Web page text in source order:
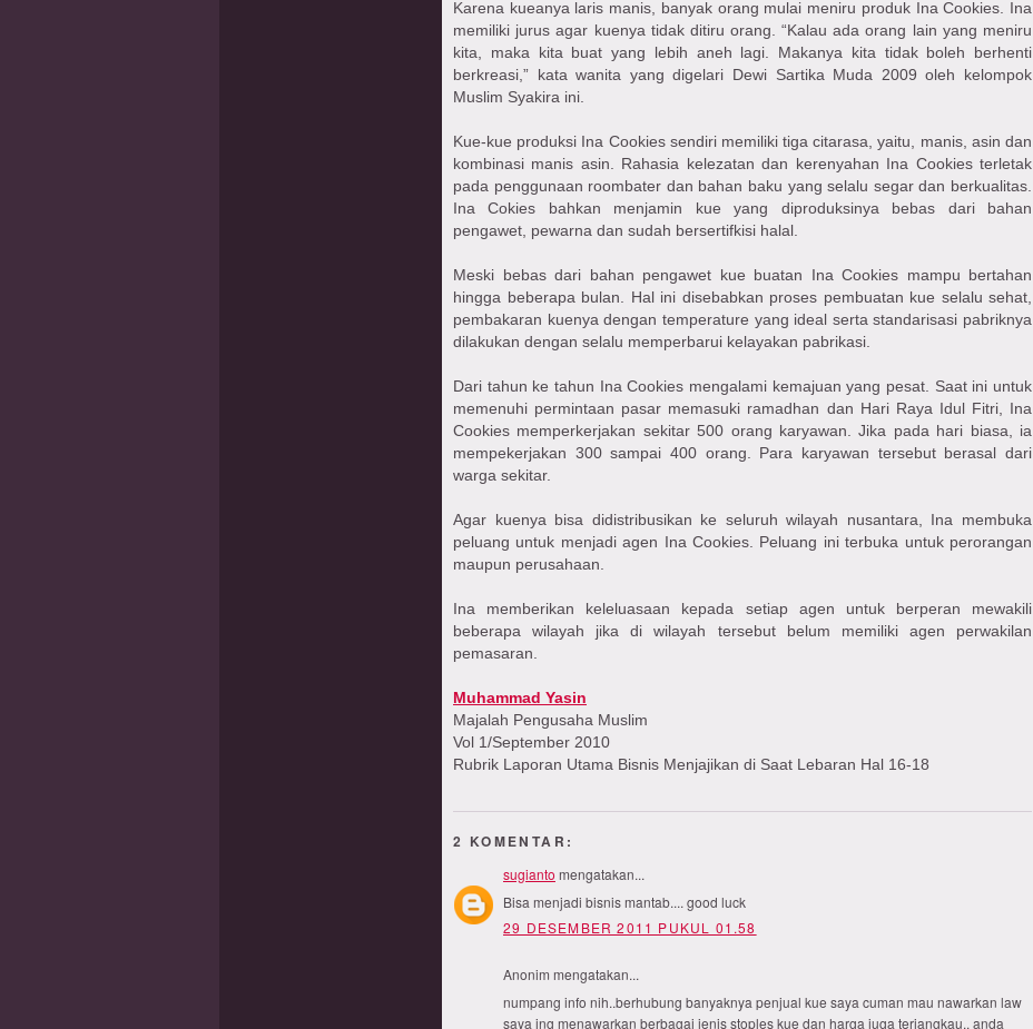
Karena kueanya laris manis, banyak orang mulai meniru produk Ina Cookies. Ina
memiliki jurus agar kuenya tidak ditiru orang. “Kalau ada orang lain yang meniru
kita, maka kita buat yang lebih aneh lagi. Makanya kita tidak boleh berhenti
berkreasi,” kata wanita yang digelari Dewi Sartika Muda 2009 oleh kelompok
Muslim Syakira ini.
Kue-kue produksi Ina Cookies sendiri memiliki tiga citarasa, yaitu, manis, asin dan
kombinasi manis asin. Rahasia kelezatan dan kerenyahan Ina Cookies terletak
pada penggunaan roombater dan bahan baku yang selalu segar dan berkualitas.
Ina Cokies bahkan menjamin kue yang diproduksinya bebas dari bahan
pengawet, pewarna dan sudah bersertifkisi halal.
Meski bebas dari bahan pengawet kue buatan Ina Cookies mampu bertahan
hingga beberapa bulan. Hal ini disebabkan proses pembuatan kue selalu sehat,
pembakaran kuenya dengan temperature yang ideal serta standarisasi pabriknya
dilakukan dengan selalu memperbarui kelayakan pabrikasi.
Dari tahun ke tahun Ina Cookies mengalami kemajuan yang pesat. Saat ini untuk
memenuhi permintaan pasar memasuki ramadhan dan Hari Raya Idul Fitri, Ina
Cookies memperkerjakan sekitar 500 orang karyawan. Jika pada hari biasa, ia
mempekerjakan 300 sampai 400 orang. Para karyawan tersebut berasal dari
warga sekitar.
Agar kuenya bisa didistribusikan ke seluruh wilayah nusantara, Ina membuka
peluang untuk menjadi agen Ina Cookies. Peluang ini terbuka untuk perorangan
maupun perusahaan.
Ina memberikan keleluasaan kepada setiap agen untuk berperan mewakili
beberapa wilayah jika di wilayah tersebut belum memiliki agen perwakilan
pemasaran.
Muhammad Yasin
Majalah Pengusaha Muslim
Vol 1/September 2010
Rubrik Laporan Utama Bisnis Menjajikan di Saat Lebaran Hal 16-18
2 KOMENTAR:
sugianto mengatakan...
Bisa menjadi bisnis mantab.... good luck
29 DESEMBER 2011 PUKUL 01.58
Anonim mengatakan...
numpang info nih..berhubung banyaknya penjual kue saya cuman mau nawarkan law
saya ing menawarkan berbagai jenis stoples kue dan harga juga terjangkau.. anda